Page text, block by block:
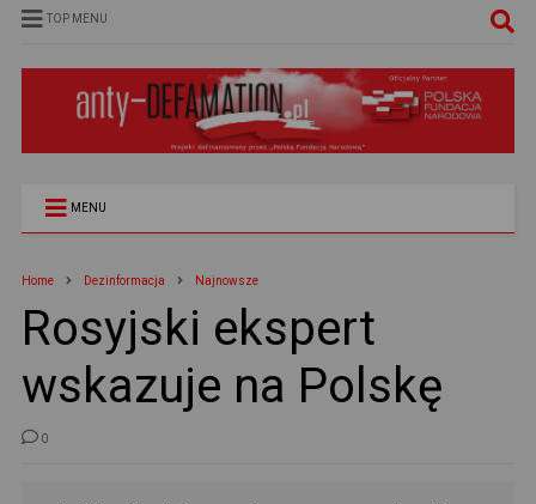
TOP MENU
MENU
Home Dezinformacja Najnowsze
Rosyjski ekspert
wskazuje na Polskę
0